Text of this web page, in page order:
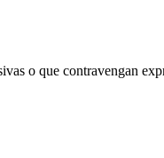
o que contravengan